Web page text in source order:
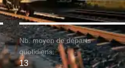
Nb. moyen de départs
quotidiens:
13